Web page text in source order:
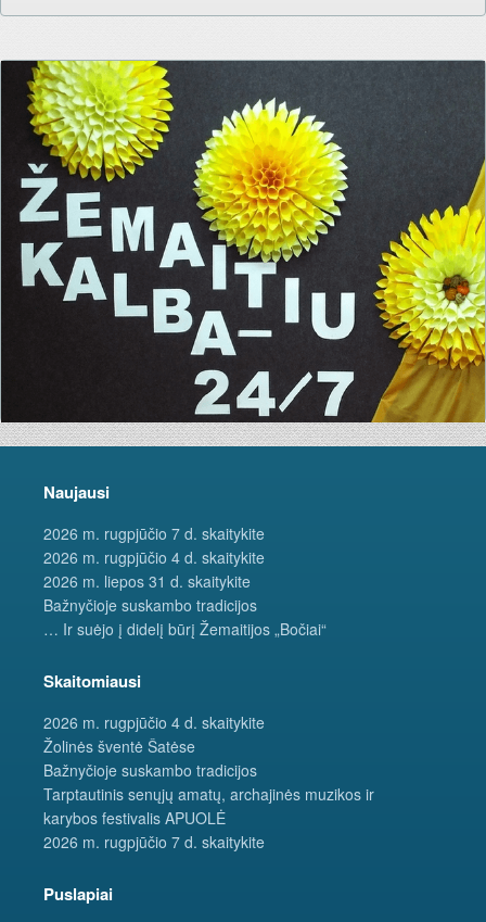
Naujausi
2026 m. rugpjūčio 7 d. skaitykite
2026 m. rugpjūčio 4 d. skaitykite
2026 m. liepos 31 d. skaitykite
Bažnyčioje suskambo tradicijos
… Ir suėjo į didelį būrį Žemaitijos „Bočiai“
Skaitomiausi
2026 m. rugpjūčio 4 d. skaitykite
Žolinės šventė Šatėse
Bažnyčioje suskambo tradicijos
Tarptautinis senųjų amatų, archajinės muzikos ir
karybos festivalis APUOLĖ
2026 m. rugpjūčio 7 d. skaitykite
Puslapiai